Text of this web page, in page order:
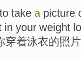
take apicture
in your weight
穿着泳衣的照